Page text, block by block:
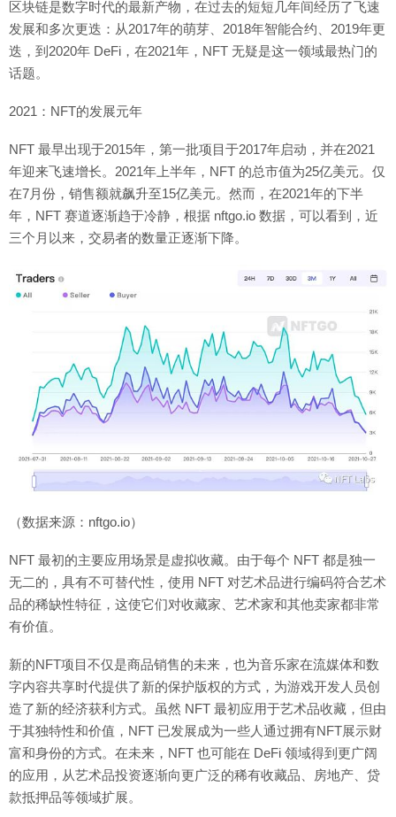
区块链是数字时代的最新产物，在过去的短短几年间经历了飞速
发展和多次更迭：从2017年的萌芽、2018年智能合约、2019年更
迭，到2020年 DeFi，在2021年，NFT 无疑是这一领域最热门的
话题。
2021：NFT的发展元年
NFT 最早出现于2015年，第一批项目于2017年启动，并在2021
年迎来飞速增长。2021年上半年，NFT 的总市值为25亿美元。仅
在7月份，销售额就飙升至15亿美元。然而，在2021年的下半
年，NFT 赛道逐渐趋于冷静，根据 nftgo.io 数据，可以看到，近
三个月以来，交易者的数量正逐渐下降。
（数据来源：nftgo.io）
NFT 最初的主要应用场景是虚拟收藏。由于每个 NFT 都是独一
无二的，具有不可替代性，使用 NFT 对艺术品进行编码符合艺术
品的稀缺性特征，这使它们对收藏家、艺术家和其他卖家都非常
有价值。
新的NFT项目不仅是商品销售的未来，也为音乐家在流媒体和数
字内容共享时代提供了新的保护版权的方式，为游戏开发人员创
造了新的经济获利方式。虽然 NFT 最初应用于艺术品收藏，但由
于其独特性和价值，NFT 已发展成为一些人通过拥有NFT展示财
富和身份的方式。在未来，NFT 也可能在 DeFi 领域得到更广阔
的应用，从艺术品投资逐渐向更广泛的稀有收藏品、房地产、贷
款抵押品等领域扩展。